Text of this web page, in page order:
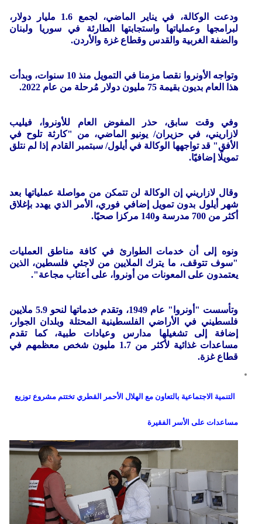
ودعت الوكالة، في يناير الماضي، لجمع 1.6 مليار دولار،
لبرامجها وعملياتها واستجابتها الطارئة في سوريا ولبنان
والضفة الغربية والقدس وقطاع غزة والأردن.
وتواجه الأونروا نقصا مزمنا في التمويل منذ 10 سنوات، وبدأت
هذا العام بديون بقيمة 75 مليون دولار مُرحلة من عام 2022.
وفي وقت سابق، حذر المفوض العام للأونروا، فيليب
لازاريني، في حزيران/ يونيو الماضي، من "كارثة تلوح في
الأفق" قد تواجهها الوكالة في أيلول/ سبتمبر القادم إذا لم نتلق
تمويلًا إضافيًا.
وقال لازاريني إن الوكالة لن تتمكن من مواصلة عملياتها بعد
شهر أيلول بدون تمويل إضافي فوري، الأمر الذي يهدد بإغلاق
أكثر من 700 مدرسة و140 مركزا صحيًا.
ونوه إلى أن خدمات الطوارئ في كافة مناطق العمليات
"سوف تتوقف، ما يترك الملايين من لاجئي فلسطين، الذين
يعتمدون على المعونات من أونروا، على أعتاب مجاعة".
وتأسست "أونروا" عام 1949، وتقدم خدماتها لنحو 5.9 ملايين
فلسطيني في الأراضي الفلسطينية المحتلة وبلدان الجوار،
إضافة إلى تشغيلها مدارس وعيادات طبية، كما تقدم
مساعدات غذائية لأكثر من 1.7 مليون شخص معظمهم في
قطاع غزة.
التنمية الاجتماعية بالتعاون مع الهلال الأحمر القطري تختتم مشروع توزيع
مساعدات على الأسر الفقيرة